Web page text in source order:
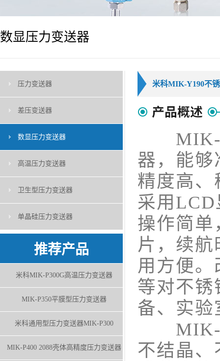
数显压力变送器
压力变送器
差压变送器
数显压力变送器
高温压力变送器
卫生型压力变送器
单晶硅压力变送器
推荐产品
米科MIK-P300G高温压力变送器
MIK-P350平膜型压力变送器
米科通用型压力变送器MIK-P300
MIK-P400 2088壳体高精度压力变送器
米科MIK-Y190不
MIK-
器，能够
精度高、
采用
操作简单
片，续
用方便
等对不锈
备、实验
MIK-
不结晶